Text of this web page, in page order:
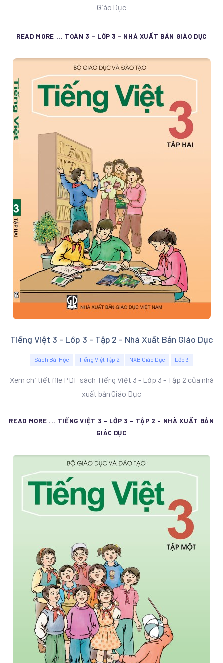
Giáo Dục
READ MORE ... TOÁN 3 - LỚP 3 - NHÀ XUẤT BẢN GIÁO DỤC
Tiếng Việt 3 - Lớp 3 - Tập 2 - Nhà Xuất Bản Giáo Dục
Sách Bài Học Tiếng Việt Tập 2 NXB Giáo Dục Lớp 3
Xem chi tiết file PDF sách Tiếng Việt 3 - Lớp 3 - Tập 2 của nhà
xuất bản Giáo Dục
READ MORE ... TIẾNG VIỆT 3 - LỚP 3 - TẬP 2 - NHÀ XUẤT BẢN
GIÁO DỤC